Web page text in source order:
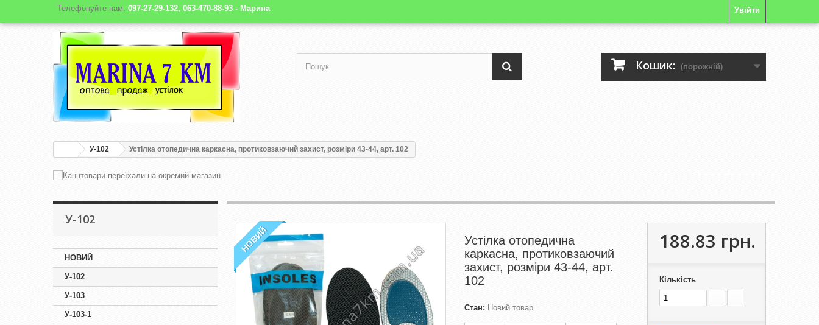
Увійти
Телефонуйте нам: 097-27-29-132, 063-470-88-93 - Марина
Кошик: (порожній)
У-102 Устілка отопедична каркасна, протиковзаючий захист, розміри 43-44, арт. 102
У-102
НОВИЙ
У-102
У-103
У-103-1
НОВИЙ
Устілка отопедична
каркасна, протиковзаючий
захист, розміри 43-44, арт.
102
Стан: Новий товар
188.83 грн.
Кількість